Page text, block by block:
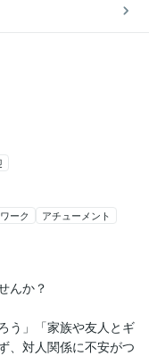
ーク アチューメント
んか？
う」「家族や友人とギ
、対人関係に不安がつ